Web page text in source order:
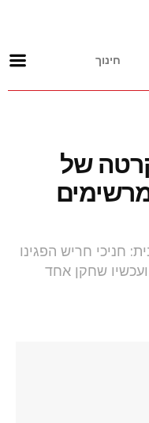
חינוך
של
חניכי חריש הפגינו
שחקן אחד